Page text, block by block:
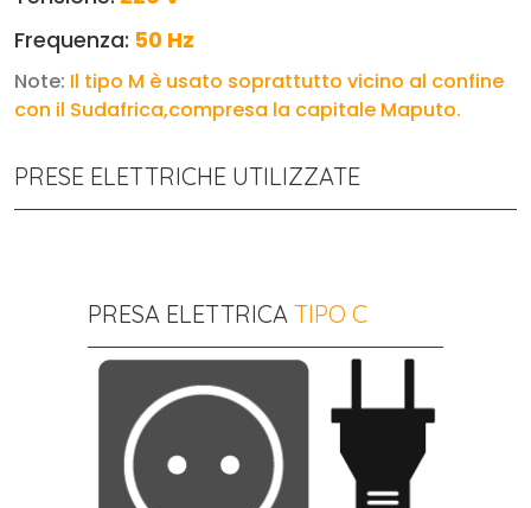
Frequenza: 50 Hz
Note: Il tipo M è usato soprattutto vicino al confine
con il Sudafrica,compresa la capitale Maputo.
PRESE ELETTRICHE UTILIZZATE
PRESA ELETTRICA TIPO C